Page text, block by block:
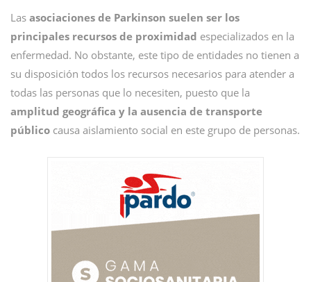
Las asociaciones de Parkinson suelen ser los
principales recursos de proximidad especializados en la
enfermedad. No obstante, este tipo de entidades no tienen a
su disposición todos los recursos necesarios para atender a
todas las personas que lo necesiten, puesto que la
amplitud geográfica y la ausencia de transporte
público causa aislamiento social en este grupo de personas.